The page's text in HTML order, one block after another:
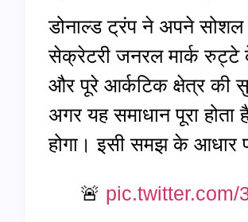
डोनाल्ड ट्रंप ने अपने सोशल
सेक्रेटरी जनरल मार्क रुट्टे
और पूरे आर्कटिक क्षेत्र की
अगर यह समाधान पूरा
होगा। इसी समझ के आधार
🚨 pic.twitter.com/